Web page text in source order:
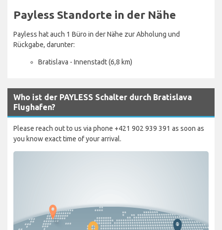
Payless Standorte in der Nähe
Payless hat auch 1 Büro in der Nähe zur Abholung und
Rückgabe, darunter:
Bratislava - Innenstadt (6,8 km)
Who ist der PAYLESS Schalter durch Bratislava
Flughafen?
Please reach out to us via phone +421 902 939 391 as soon as
you know exact time of your arrival.